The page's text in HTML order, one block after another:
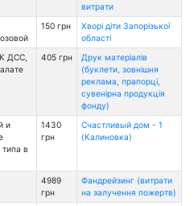
витрати
150 грн
Хворі діти Запорізької
області
ДСС,
405 грн
Друк матеріалів
(буклети, зовнішня
реклама, прапорці,
сувенірна продукція
фонду)
и
в
1430
грн
Счастливый дом - 1
(Калиновка)
4989
грн
Фандрейзинг (витрати
на залучення пожертв)